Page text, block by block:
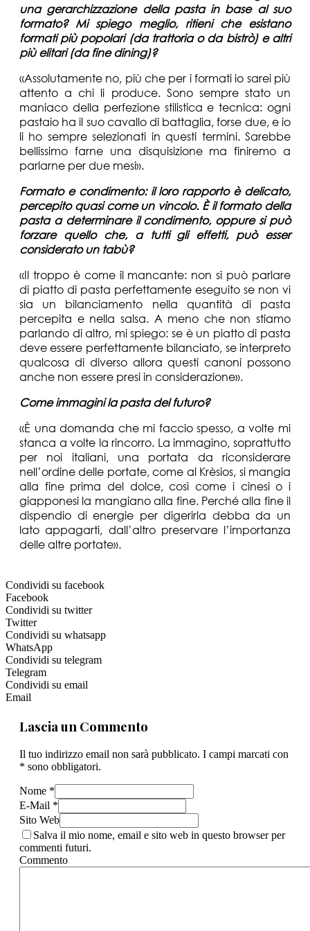
una gerarchizzazione della pasta in base al suo
formato? Mi spiego meglio, ritieni che esistano
formati più popolari (da trattoria o da bistrò) e altri
più elitari (da fine dining)?
«Assolutamente no, più che per i formati io sarei più
attento a chi li produce. Sono sempre stato un
maniaco della perfezione stilistica e tecnica: ogni
pastaio ha il suo cavallo di battaglia, forse due, e io
li ho sempre selezionati in questi termini. Sarebbe
bellissimo farne una disquisizione ma finiremo a
parlarne per due mesi».
Formato e condimento: il loro rapporto è delicato,
percepito quasi come un vincolo. È il formato della
pasta a determinare il condimento, oppure si può
forzare quello che, a tutti gli effetti, può esser
considerato un tabù?
«Il troppo è come il mancante: non si può parlare
di piatto di pasta perfettamente eseguito se non vi
sia un bilanciamento nella quantità di pasta
percepita e nella salsa. A meno che non stiamo
parlando di altro, mi spiego: se è un piatto di pasta
deve essere perfettamente bilanciato, se interpreto
qualcosa di diverso allora questi canoni possono
anche non essere presi in considerazione».
Come immagini la pasta del futuro?
«È una domanda che mi faccio spesso, a volte mi
stanca a volte la rincorro. La immagino, soprattutto
per noi italiani, una portata da riconsiderare
nell’ordine delle portate, come al Krèsios, si mangia
alla fine prima del dolce, così come i cinesi o i
giapponesi la mangiano alla fine. Perché alla fine il
dispendio di energie per digerirla debba da un
lato appagarti, dall’altro preservare l’importanza
delle altre portate».
Condividi su facebook
Facebook
Condividi su twitter
Twitter
Condividi su whatsapp
WhatsApp
Condividi su telegram
Telegram
Condividi su email
Email
Lascia un Commento
Il tuo indirizzo email non sarà pubblicato. I campi marcati con
* sono obbligatori.
Nome *
E-Mail *
Sito Web
Salva il mio nome, email e sito web in questo browser per
commenti futuri.
Commento